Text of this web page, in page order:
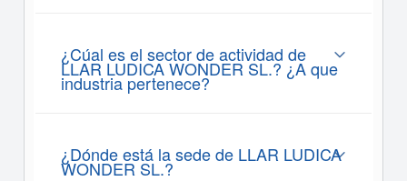
¿Cúal es el sector de actividad de
LLAR LUDICA WONDER SL.? ¿A que
industria pertenece?
¿Dónde está la sede de LLAR LUDICA
WONDER SL.?